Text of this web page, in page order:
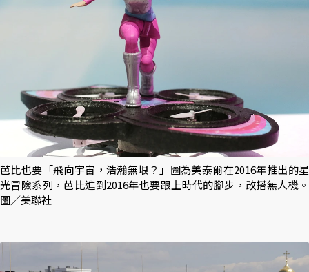
芭比也要「飛向宇宙，浩瀚無垠？」圖為美泰爾在2016年推出的星
光冒險系列，芭比進到2016年也要跟上時代的腳步，改搭無人機。
圖／美聯社